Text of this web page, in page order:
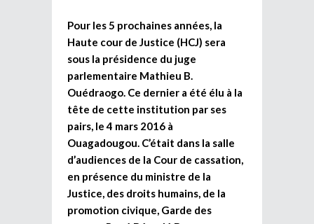
Pour les 5 prochaines années, la
Haute cour de Justice (HCJ) sera
sous la présidence du juge
parlementaire Mathieu B.
Ouédraogo. Ce dernier a été élu à la
tête de cette institution par ses
pairs, le 4 mars 2016 à
Ouagadougou. C’était dans la salle
d’audiences de la Cour de cassation,
en présence du ministre de la
Justice, des droits humains, de la
promotion civique, Garde des